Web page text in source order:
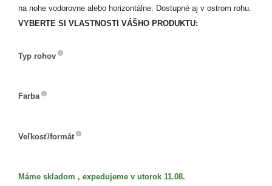
na nohe vodorovne alebo horizontálne. Dostupné aj v ostrom rohu.
VYBERTE SI VLASTNOSTI VÁŠHO PRODUKTU:
Typ rohov
Farba
Veľkosť/formát
Máme skladom , expedujeme v utorok 11.08.